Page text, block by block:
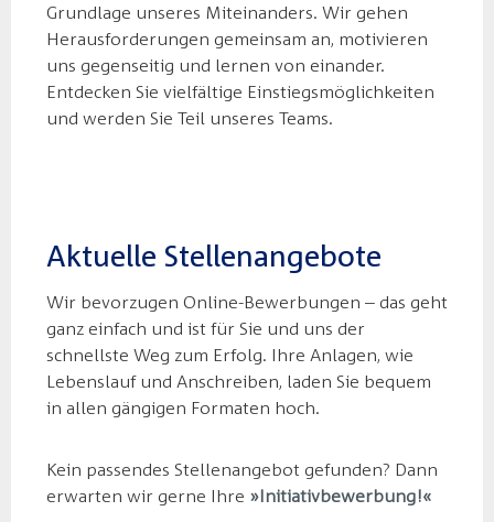
Grundlage unseres Miteinanders. Wir gehen
Herausforderungen gemeinsam an, motivieren
uns gegenseitig und lernen von einander.
Entdecken Sie vielfältige Einstiegsmöglichkeiten
und werden Sie Teil unseres Teams.
Aktuelle Stellenangebote
Wir bevorzugen Online-Bewerbungen – das geht
ganz einfach und ist für Sie und uns der
schnellste Weg zum Erfolg. Ihre Anlagen, wie
Lebenslauf und Anschreiben, laden Sie bequem
in allen gängigen Formaten hoch.
Kein passendes Stellenangebot gefunden? Dann
erwarten wir gerne Ihre
Initiativbewerbung!